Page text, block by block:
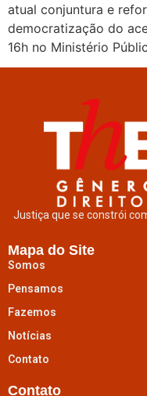
atual conjuntura e
democratização do
16h no Ministério
Justiça que se constrói
Mapa do Site
Somos
Pensamos
Fazemos
Notícias
Contato
Contato